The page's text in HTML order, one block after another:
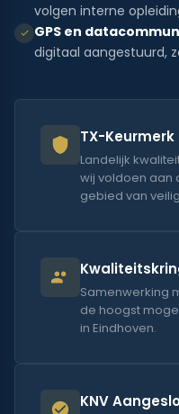
volgen interne
GPS en
digitaal aangestuurd,
TX-
Landelijk
wij voldoen aan
gebied van
Samenwerking
de hoogst
in Eindhoven.
KNV